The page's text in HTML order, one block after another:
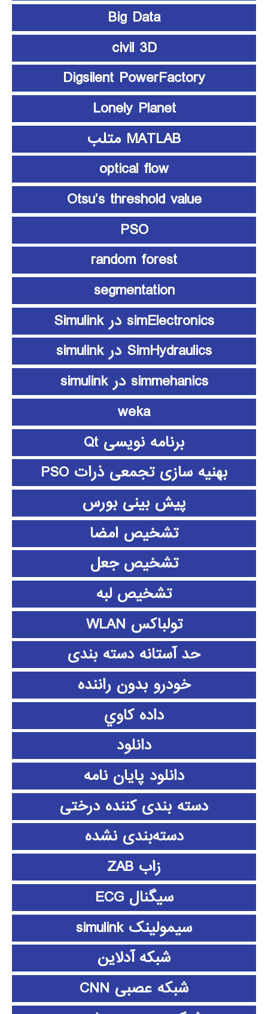
Big Data
civil 3D
Digsilent PowerFactory
Lonely Planet
MATLAB متلب
optical flow
Otsu’s threshold value
PSO
random forest
segmentation
simElectronics در Simulink
SimHydraulics در simulink
simmehanics در simulink
weka
برنامه نویسی Qt
بهنیه سازی تجمعی ذرات PSO
پیش بینی بورس
تشخیص امضا
تشخیص جعل
تشخیص لبه
تولباکس WLAN
حد آستانه دسته بندی
خودرو بدون راننده
داده كاوي
دانلود
دانلود پايان نامه
دسته بندی کننده درختی
دسته‌بندی نشده
زاب ZAB
سیگنال ECG
سیمولینک simulink
شبکه آدلاین
شبکه عصبی CNN